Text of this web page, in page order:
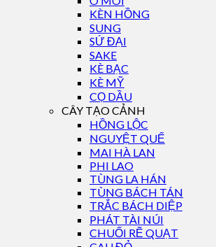
KÈN HỒNG
SUNG
SỨ ĐẠI
SAKE
KÈ BẠC
KÈ MỸ
CỌ DẦU
CÂY TẠO CẢNH
HỒNG LỘC
NGUYỆT QUẾ
MAI HÀ LAN
PHI LAO
TÙNG LA HÁN
TÙNG BÁCH TÁN
TRẮC BÁCH DIỆP
PHÁT TÀI NÚI
CHUỐI RẼ QUẠT